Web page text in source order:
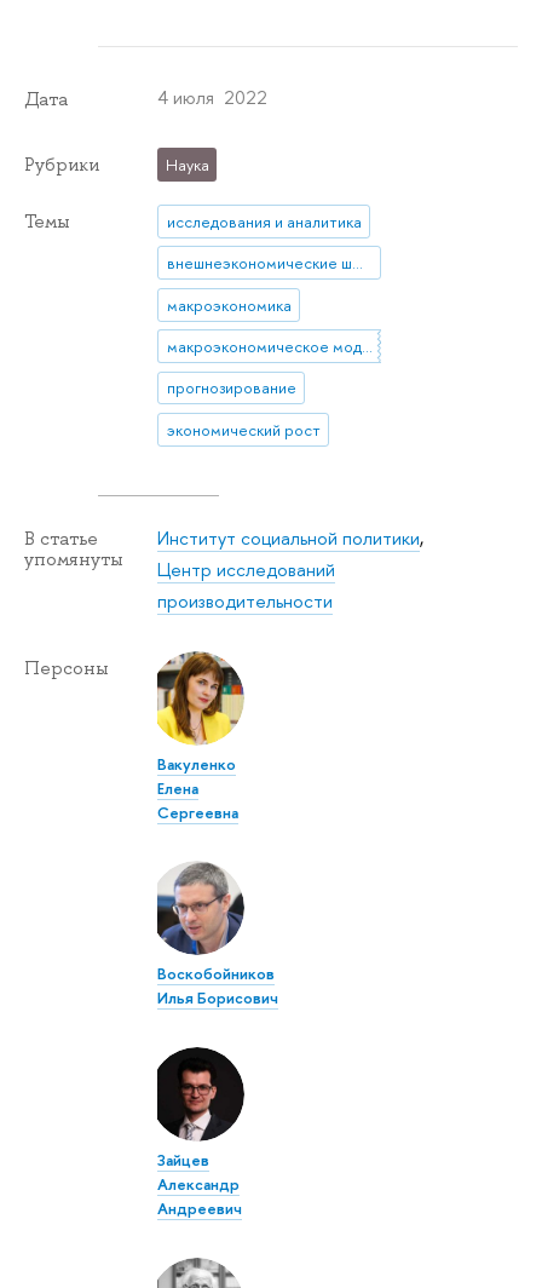
Дата 4 июля 2022
Рубрики Наука
Темы
исследования и аналитика
внешнеэкономические шоки
макроэкономика
макроэкономическое моделирование
прогнозирование
экономический рост
В статье
упомянуты
Институт социальной политики,
Центр исследований
производительности
Персоны
Вакуленко
Елена
Сергеевна
Воскобойников
Илья Борисович
Зайцев
Александр
Андреевич